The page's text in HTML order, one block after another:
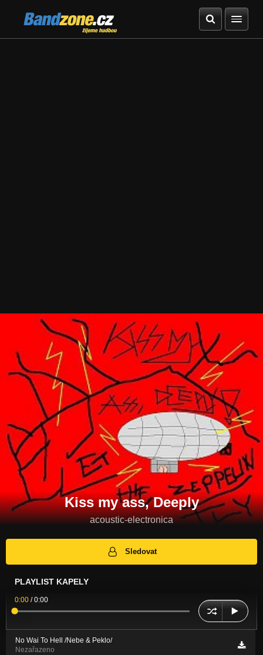
Bandzone.cz
žijeme hudbou
Kiss my ass, Deeply
acoustic-electronica
Sledovat
PLAYLIST KAPELY
0:00 /0:00
No Wai To Hell /Nebe & Peklo/
Nezařazeno